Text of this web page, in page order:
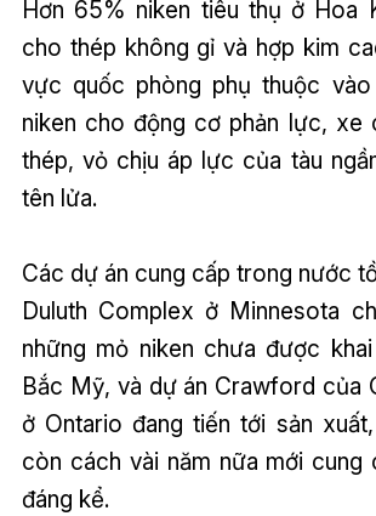
Hơn 65% niken tiêu thụ ở Hoa
cho thép không gỉ và hợp kim
vực quốc phòng phụ thuộc
niken cho động cơ phản lực, xe
thép, vỏ chịu áp lực của tàu
tên lửa.
Các dự án cung cấp trong nước
Duluth Complex ở Minnesota
những mỏ niken chưa được
Bắc Mỹ, và dự án Crawford của
ở Ontario đang tiến tới sản
còn cách vài năm nữa mới cung
đáng kể.